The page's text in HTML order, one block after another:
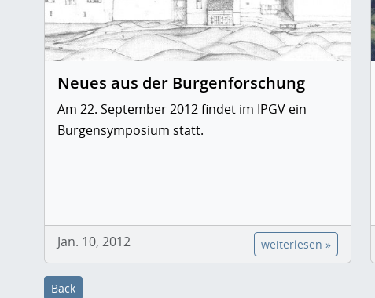
Neues aus der Burgenforschung
Am 22. September 2012 findet im IPGV ein
Burgensymposium statt.
Jan. 10, 2012 weiterlesen »
Back